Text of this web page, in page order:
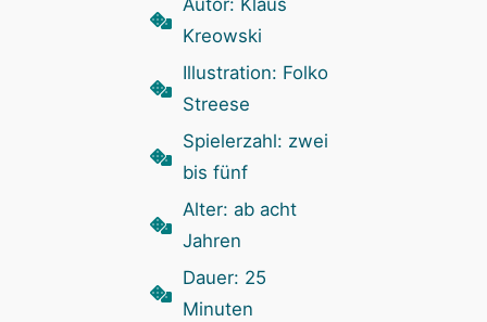
Autor: Klaus
Kreowski
Illustration: Folko
Streese
Spielerzahl: zwei
bis fünf
Alter: ab acht
Jahren
Dauer: 25
Minuten